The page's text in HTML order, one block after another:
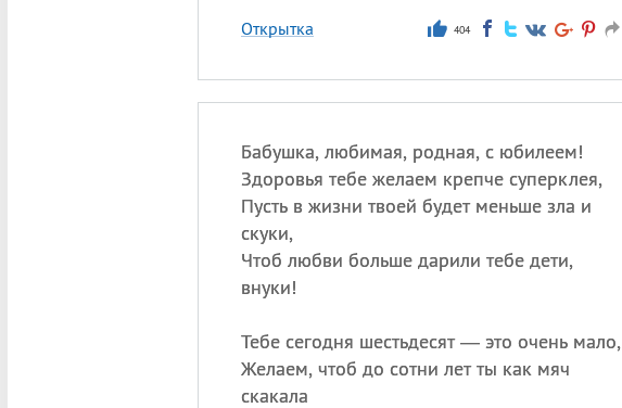
Открытка 404
Бабушка, любимая, родная, с юбилеем!
Здоровья тебе желаем крепче суперклея,
Пусть в жизни твоей будет меньше зла и
скуки,
Чтоб любви больше дарили тебе дети,
внуки!
Тебе сегодня шестьдесят — это очень мало,
Желаем, чтоб до сотни лет ты как мяч
скакала